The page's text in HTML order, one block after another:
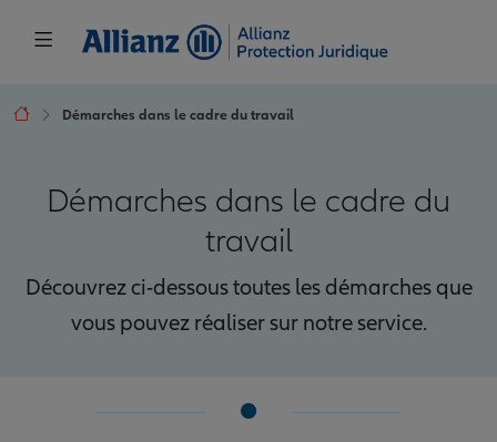
Démarches dans le cadre du travail
Démarches dans le cadre du
travail
Découvrez ci-dessous toutes les démarches que
vous pouvez réaliser sur notre service.